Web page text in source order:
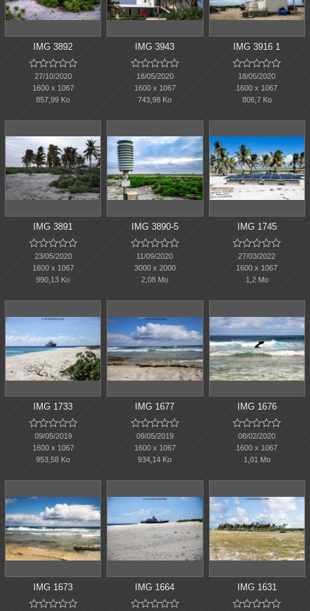
IMG 3892

27/10/2020
1600 x 1067
857,99 Ko
IMG 3943

18/05/2020
1600 x 1067
743,98 Ko
IMG 3916 1

18/05/2020
1600 x 1067
806,7 Ko
IMG 3891

23/05/2020
1600 x 1067
990,13 Ko
IMG 3890-5

11/09/2020
3000 x 2000
2,08 Mo
IMG 1745

27/03/2022
1600 x 1067
1,2 Mo
IMG 1733

09/05/2019
1600 x 1067
953,58 Ko
IMG 1677

09/05/2019
1600 x 1067
934,14 Ko
IMG 1676

08/02/2020
1600 x 1067
1,01 Mo
IMG 1673

IMG 1664

IMG 1631
